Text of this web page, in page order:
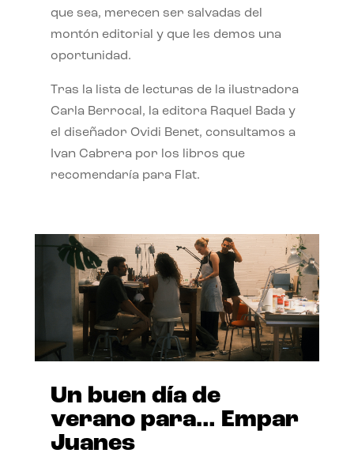
que sea, merecen ser salvadas del
montón editorial y que les demos una
oportunidad.
Tras la lista de lecturas de la ilustradora
Carla Berrocal, la editora Raquel Bada y
el diseñador Ovidi Benet, consultamos a
Ivan Cabrera por los libros que
recomendaría para Flat.
Un buen día de
verano para… Empar
Juanes